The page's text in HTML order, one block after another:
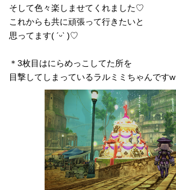
そして色々楽しませてくれました♡
これからも共に頑張って行きたいと
思ってます( ˊᵕˋ )♡
＊3枚目はにらめっこしてた所を
目撃してしまっているラルミミちゃんですw